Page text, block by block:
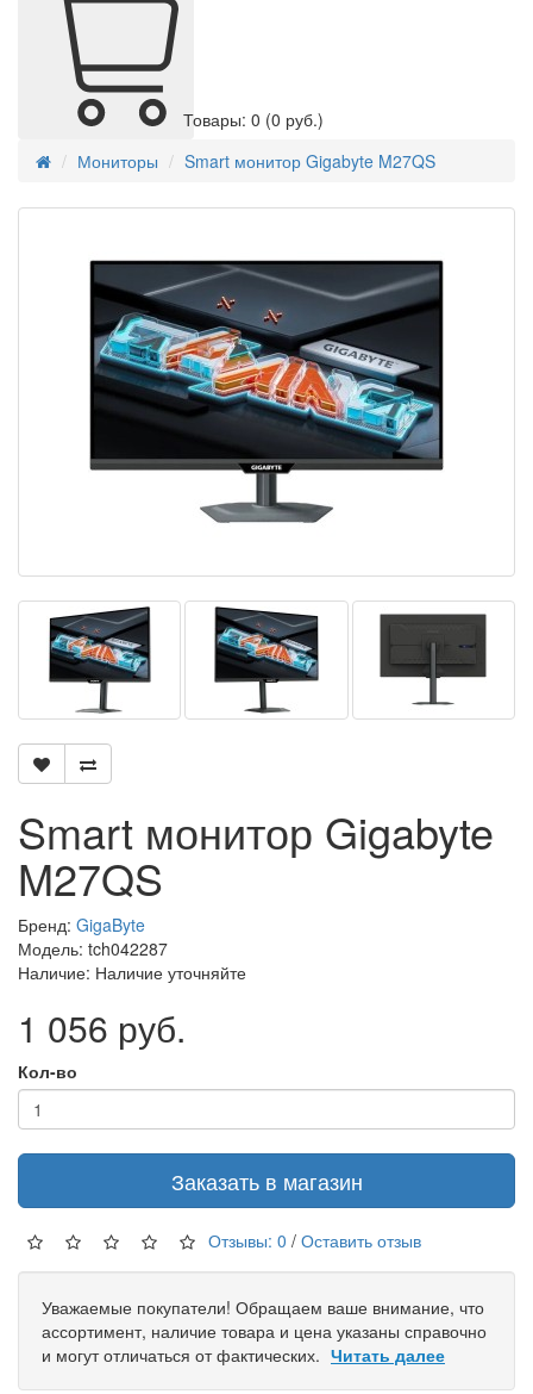
Товары: 0 (0 руб.)
Мониторы
Smart монитор Gigabyte M27QS
Smart монитор Gigabyte
M27QS
Бренд: GigaByte
Модель: tch042287
Наличие: Наличие уточняйте
1 056 руб.
Кол-во
Заказать в магазин
Отзывы: 0 / Оставить отзыв
Уважаемые покупатели! Обращаем ваше внимание, что
ассортимент, наличие товара и цена указаны справочно
и могут отличаться от фактических. Читать далее